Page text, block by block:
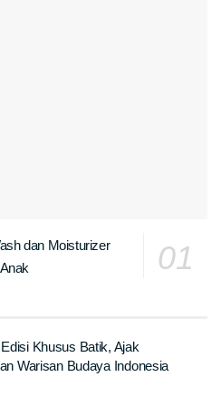
Khusus Batik, Ajak
Warisan Budaya Indonesia